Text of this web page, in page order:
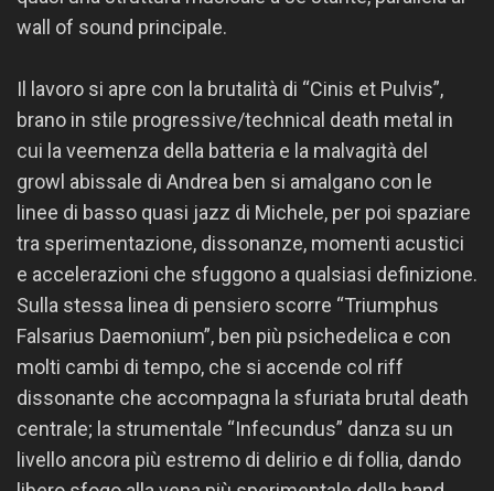
wall of sound principale.
Il lavoro si apre con la brutalità di “Cinis et Pulvis”,
brano in stile progressive/technical death metal in
cui la veemenza della batteria e la malvagità del
growl abissale di Andrea ben si amalgano con le
linee di basso quasi jazz di Michele, per poi spaziare
tra sperimentazione, dissonanze, momenti acustici
e accelerazioni che sfuggono a qualsiasi definizione.
Sulla stessa linea di pensiero scorre “Triumphus
Falsarius Daemonium”, ben più psichedelica e con
molti cambi di tempo, che si accende col riff
dissonante che accompagna la sfuriata brutal death
centrale; la strumentale “Infecundus” danza su un
livello ancora più estremo di delirio e di follia, dando